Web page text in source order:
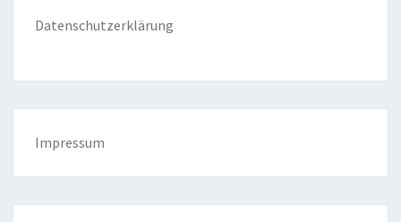
Datenschutzerklärung
Impressum